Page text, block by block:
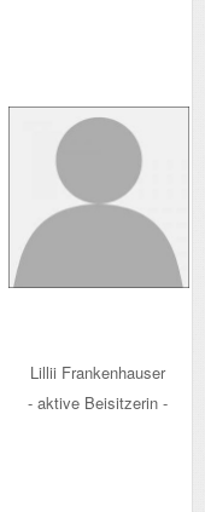
Lillii Frankenhauser
- aktive Beisitzerin -